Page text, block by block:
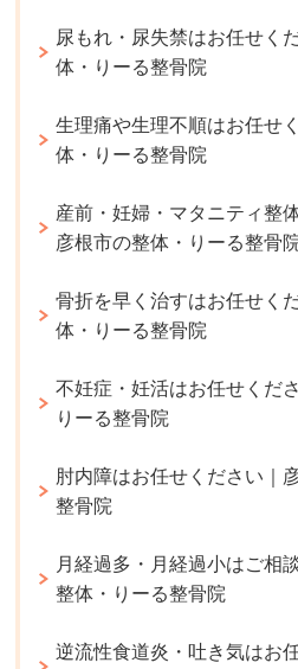
尿もれ・尿失禁はお任せく
体・りーる整骨院
生理痛や生理不順はお任せ
体・りーる整骨院
産前・妊婦・マタニティ整
彦根市の整体・りーる整骨
骨折を早く治すはお任せく
体・りーる整骨院
不妊症・妊活はお任せくだ
りーる整骨院
肘内障はお任せください｜
整骨院
月経過多・月経過小はご相
整体・りーる整骨院
逆流性食道炎・吐き気はお